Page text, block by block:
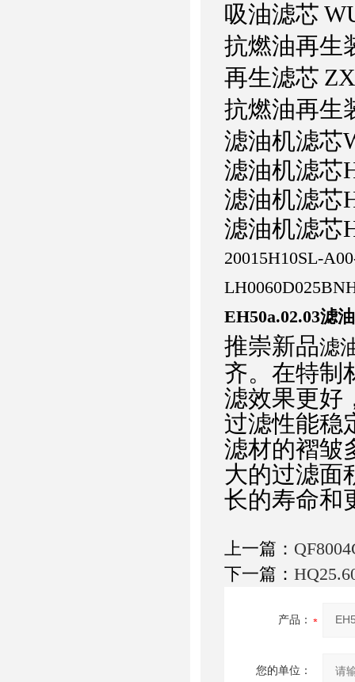
吸油滤芯
抗燃油再生
再生滤芯
抗燃油再生
滤油机滤芯
滤油机滤芯
滤油机滤芯
滤油机滤芯
20015H10SL-
EH50a.02.03滤
推崇新品滤
齐。 在特制
滤效果更好
过滤性能稳
滤材的褶皱
大的过滤面
长的寿命和
上一篇：
下一篇：
产品：
您的单位：